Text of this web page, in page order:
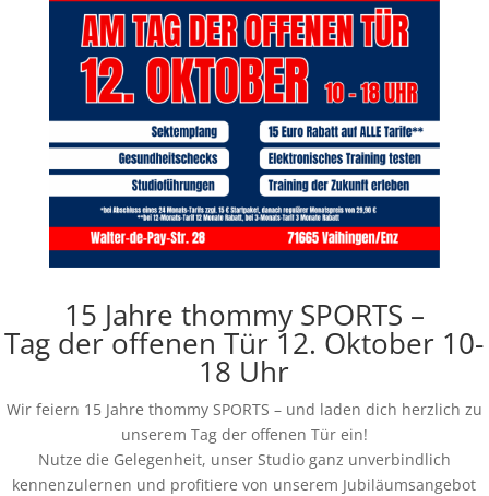
15 Jahre thommy SPORTS –
Tag der offenen Tür 12. Oktober 10-
18 Uhr
Wir feiern 15 Jahre thommy SPORTS – und laden dich herzlich zu
unserem Tag der offenen Tür ein!
Nutze die Gelegenheit, unser Studio ganz unverbindlich
kennenzulernen und profitiere von unserem Jubiläumsangebot